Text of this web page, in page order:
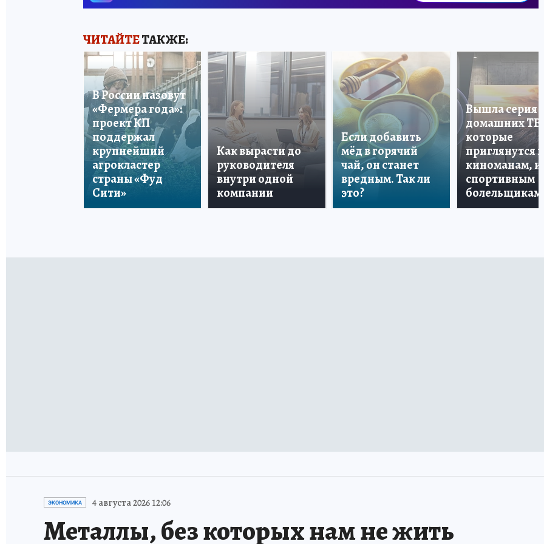
ЧИТАЙТЕТАКЖЕ:
В России назовут
«Фермера года»:
проект КП
поддержал
крупнейший
агрокластер
страны «Фуд
Сити»
Как вырасти до
руководителя
внутри одной
компании
Если добавить
мёд в горячий
чай, он станет
вредным. Так ли
это?
Вышла серия
домашних ТВ,
которые
приглянутся и
киноманам, и
спортивным
болельщикам
ЭКОНОМИКА 4 августа 2026 12:06
Металлы, без которых нам не жить